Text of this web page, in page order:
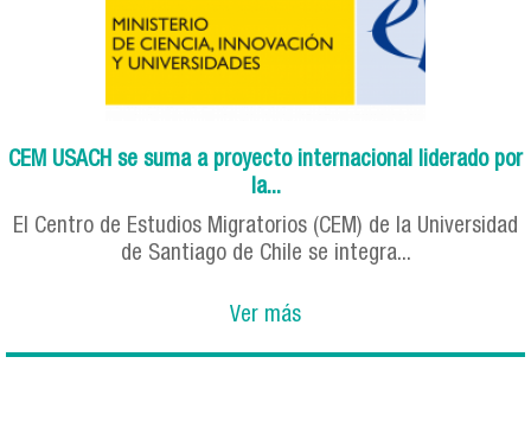
CEM USACH se suma a proyecto internacional liderado por
la...
El Centro de Estudios Migratorios (CEM) de la Universidad
de Santiago de Chile se integra...
Ver más